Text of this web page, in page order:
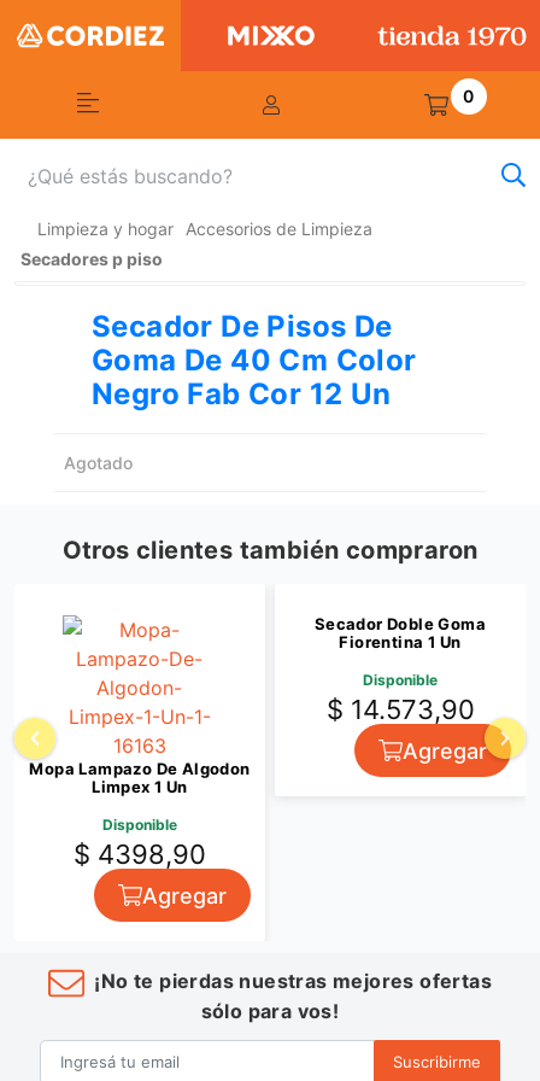
0
Limpieza y hogar
Accesorios de Limpieza
Secadores p piso
Secador De Pisos De
Goma De 40 Cm Color
Negro Fab Cor 12 Un
Agotado
Otros clientes también compraron
Mopa Lampazo De Algodon
Limpex 1 Un
Disponible
$ 4398,90
Agregar
Secador Doble Goma
Fiorentina 1 Un
Disponible
$ 14.573,90
Agregar
¡No te pierdas nuestras mejores ofertas
sólo para vos!
Suscribirme